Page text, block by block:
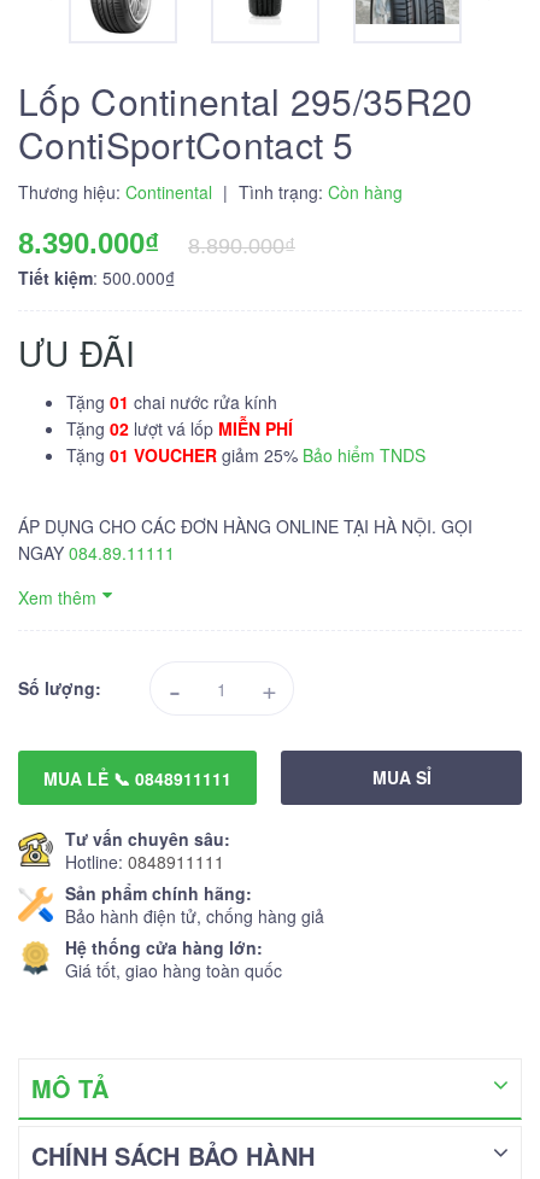
Lốp Continental 295/35R20
ContiSportContact 5
Thương hiệu: Continental | Tình trạng: Còn hàng
8.390.000₫
8.890.000₫
Tiết kiệm: 500.000₫
ƯU ĐÃI
Tặng 01 chai nước rửa kính
Tặng 02 lượt vá lốp MIỄN PHÍ
Tặng 01 VOUCHER giảm 25% Bảo hiểm TNDS
ÁP DỤNG CHO CÁC ĐƠN HÀNG ONLINE TẠI HÀ NỘI. GỌI
NGAY 084.89.11111
Xem thêm
Số lượng: - +
MUA LẺ 📞 0848911111 MUA SỈ
Tư vấn chuyên sâu:
Hotline: 0848911111
Sản phẩm chính hãng:
Bảo hành điện tử, chống hàng giả
Hệ thống cửa hàng lớn:
Giá tốt, giao hàng toàn quốc
MÔ TẢ
CHÍNH SÁCH BẢO HÀNH